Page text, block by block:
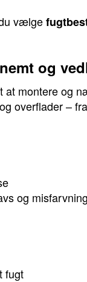
vælge
og
at montere og
overflader –
og misfarvning
fugt